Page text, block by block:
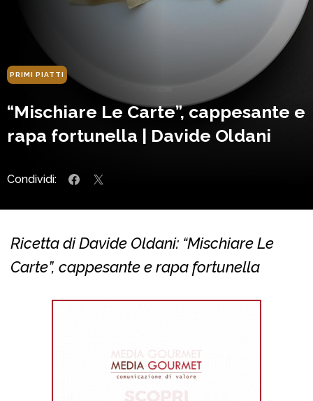
PRIMI PIATTI
“Mischiare Le Carte”, cappesante e
rapa fortunella | Davide Oldani
Condividi:
Ricetta di Davide Oldani: “Mischiare Le
Carte”, cappesante e rapa fortunella